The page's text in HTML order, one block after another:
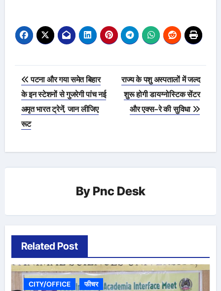
Post
navigation
पटना और गया समेत बिहार
के इन स्टेशनों से गुजरेगी पांच नई
अमृत भारत ट्रेनें, जान लीजिए
रूट
राज्य के पशु अस्पतालों में जल्द
शुरू होगी डायग्नोस्टिक सेंटर
और एक्स-रे की सुविधा
By Pnc Desk
Related Post
CITY/OFFICE फीचर